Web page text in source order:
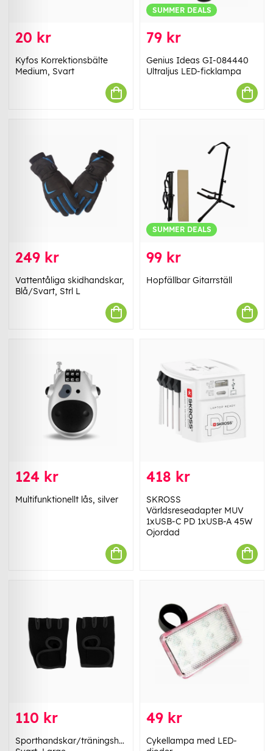
20 kr
Kyfos Korrektionsbälte
Medium, Svart
SUMMER DEALS
79 kr
Genius Ideas GI-084440
Ultraljus LED-ficklampa
249 kr
Vattentåliga skidhandskar,
Blå/Svart, Strl L
SUMMER DEALS
99 kr
Hopfällbar Gitarrställ
124 kr
Multifunktionellt lås, silver
418 kr
SKROSS
Världsreseadapter MUV
1xUSB-C PD 1xUSB-A 45W
Ojordad
110 kr
Sporthandskar/träningshandskar,
49 kr
Cykellampa med LED-